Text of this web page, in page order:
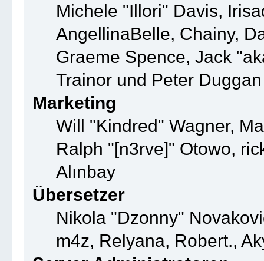
Michele "Illori" Davis,
AngellinaBelle, Chainy,
Graeme Spence, Jack
Trainor und Peter Duggan
Marketing
Will "Kindred" Wagner,
Ralph "[n3rve]" Otowo,
Alınbay
Übersetzer
Nikola "Dzonny"
m4z, Relyana, Robert.,